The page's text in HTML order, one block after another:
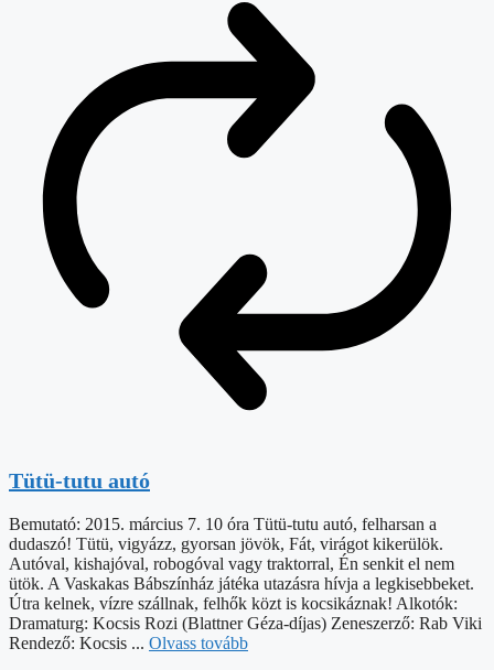
Tütü-tutu autó
Bemutató: 2015. március 7. 10 óra Tütü-tutu autó, felharsan a
dudaszó! Tütü, vigyázz, gyorsan jövök, Fát, virágot kikerülök.
Autóval, kishajóval, robogóval vagy traktorral, Én senkit el nem
ütök. A Vaskakas Bábszínház játéka utazásra hívja a legkisebbeket.
Útra kelnek, vízre szállnak, felhők közt is kocsikáznak! Alkotók:
Dramaturg: Kocsis Rozi (Blattner Géza-díjas) Zeneszerző: Rab Viki
Rendező: Kocsis ... Olvass tovább